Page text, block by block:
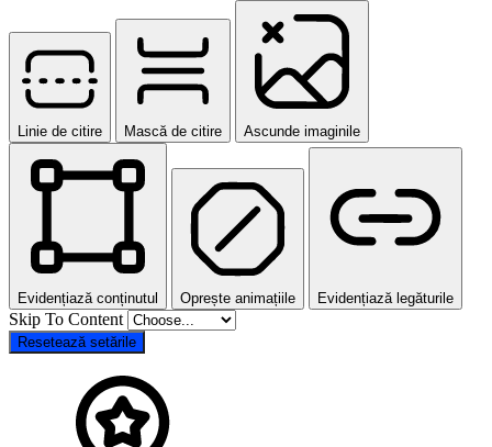
Linie de citire Mască de citire Ascunde imaginile
Evidențiază conținutul Oprește animațiile Evidențiază legăturile
Skip To Content
Resetează setările